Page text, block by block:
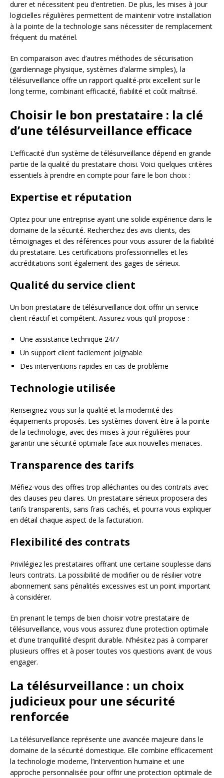
durer et nécessitent peu d’entretien. De plus, les mises à jour
logicielles régulières permettent de maintenir votre installation
à la pointe de la technologie sans nécessiter de remplacement
fréquent du matériel.
En comparaison avec d’autres méthodes de sécurisation
(gardiennage physique, systèmes d’alarme simples), la
télésurveillance offre un rapport qualité-prix excellent sur le
long terme, combinant efficacité, fiabilité et coût maîtrisé.
Choisir le bon prestataire : la clé
d’une télésurveillance efficace
L’efficacité d’un système de télésurveillance dépend en grande
partie de la qualité du prestataire choisi. Voici quelques critères
essentiels à prendre en compte pour faire le bon choix :
Expertise et réputation
Optez pour une entreprise ayant une solide expérience dans le
domaine de la sécurité. Recherchez des avis clients, des
témoignages et des références pour vous assurer de la fiabilité
du prestataire. Les certifications professionnelles et les
accréditations sont également des gages de sérieux.
Qualité du service client
Un bon prestataire de télésurveillance doit offrir un service
client réactif et compétent. Assurez-vous qu’il propose :
Une assistance technique 24/7
Un support client facilement joignable
Des interventions rapides en cas de problème
Technologie utilisée
Renseignez-vous sur la qualité et la modernité des
équipements proposés. Les systèmes doivent être à la pointe
de la technologie, avec des mises à jour régulières pour
garantir une sécurité optimale face aux nouvelles menaces.
Transparence des tarifs
Méfiez-vous des offres trop alléchantes ou des contrats avec
des clauses peu claires. Un prestataire sérieux proposera des
tarifs transparents, sans frais cachés, et pourra vous expliquer
en détail chaque aspect de la facturation.
Flexibilité des contrats
Privilégiez les prestataires offrant une certaine souplesse dans
leurs contrats. La possibilité de modifier ou de résilier votre
abonnement sans pénalités excessives est un point important
à considérer.
En prenant le temps de bien choisir votre prestataire de
télésurveillance, vous vous assurez d’une protection optimale
et d’une tranquillité d’esprit durable. N’hésitez pas à comparer
plusieurs offres et à poser toutes vos questions avant de vous
engager.
La télésurveillance : un choix
judicieux pour une sécurité
renforcée
La télésurveillance représente une avancée majeure dans le
domaine de la sécurité domestique. Elle combine efficacement
la technologie moderne, l’intervention humaine et une
approche personnalisée pour offrir une protection optimale de